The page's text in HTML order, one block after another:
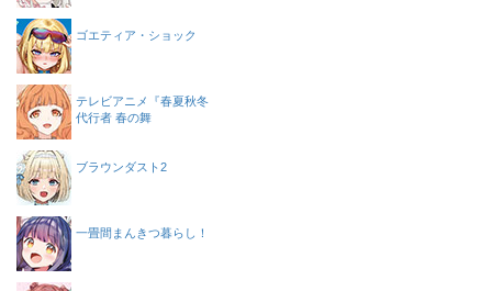
ゴエティア・ショック
テレビアニメ『春夏秋冬
代行者 春の舞
ブラウンダスト2
一畳間まんきつ暮らし！